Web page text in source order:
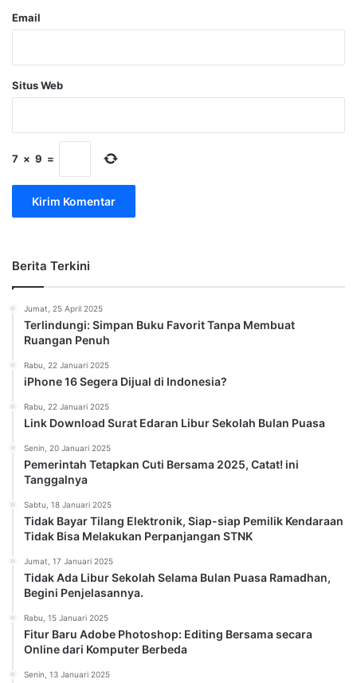
Email
Situs Web
7 × 9 =
Berita Terkini
Jumat, 25 April 2025
Terlindungi: Simpan Buku Favorit Tanpa Membuat
Ruangan Penuh
Rabu, 22 Januari 2025
iPhone 16 Segera Dijual di Indonesia?
Rabu, 22 Januari 2025
Link Download Surat Edaran Libur Sekolah Bulan Puasa
Senin, 20 Januari 2025
Pemerintah Tetapkan Cuti Bersama 2025, Catat! ini
Tanggalnya
Sabtu, 18 Januari 2025
Tidak Bayar Tilang Elektronik, Siap-siap Pemilik Kendaraan
Tidak Bisa Melakukan Perpanjangan STNK
Jumat, 17 Januari 2025
Tidak Ada Libur Sekolah Selama Bulan Puasa Ramadhan,
Begini Penjelasannya.
Rabu, 15 Januari 2025
Fitur Baru Adobe Photoshop: Editing Bersama secara
Online dari Komputer Berbeda
Senin, 13 Januari 2025